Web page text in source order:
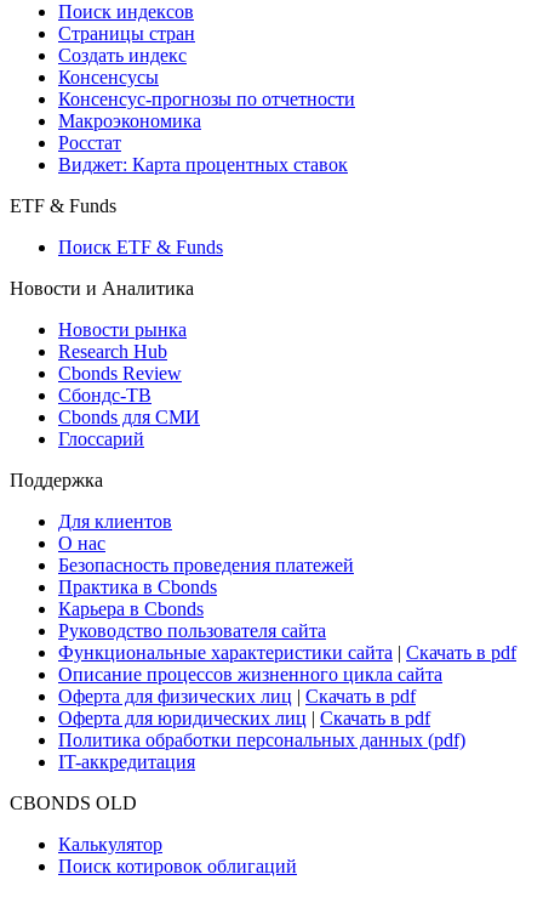
Поиск индексов
Страницы стран
Создать индекс
Консенсусы
Консенсус-прогнозы по отчетности
Макроэкономика
Росстат
Виджет: Карта процентных ставок
ETF & Funds
Поиск ETF & Funds
Новости и Аналитика
Новости рынка
Research Hub
Cbonds Review
Сбондс-ТВ
Cbonds для СМИ
Глоссарий
Поддержка
Для клиентов
О нас
Безопасность проведения платежей
Практика в Cbonds
Карьера в Cbonds
Руководство пользователя сайта
Функциональные характеристики сайта | Скачать в pdf
Описание процессов жизненного цикла сайта
Оферта для физических лиц | Скачать в pdf
Оферта для юридических лиц | Скачать в pdf
Политика обработки персональных данных (pdf)
IT-аккредитация
CBONDS OLD
Калькулятор
Поиск котировок облигаций